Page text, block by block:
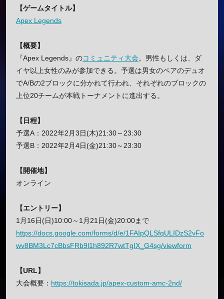
【ゲームタイトル】
Apex Legends
【概要】
『Apex Legends』のコミュニティ大会。男性もしくは、ダ
イヤ以上女性のみが参加できる。予選は男女のペアのデュオ
でA/Bの2ブロックに分かれて行われ、それぞれのブロックの
上位20チームが本戦トーナメントに進出する。
【日程】
予選A：2022年2月3日(木)21:30～23:30
予選B：2022年2月4日(金)21:30～23:30
【開催地】
オンライン
【エントリー】
1月16日(日)10:00～1月21日(金)20:00まで
https://docs.google.com/forms/d/e/1FAIpQLSfqULIDzS2vFo
wv8BM3Lc7cBbsFRb9l1h892R7wtTgIX_G4sg/viewform
【URL】
大会概要： https://tokisada.jp/apex-custom-amc-2nd/